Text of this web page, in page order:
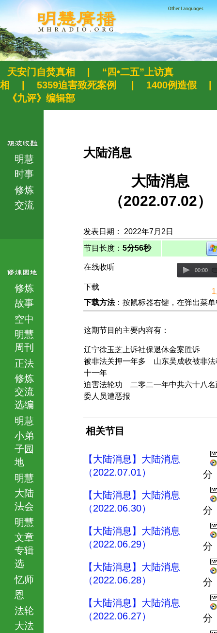
天安门自焚真相
“四•二五”上访真
相
5359迫害致死案例 1400例造假
《九评》编辑部
明慧
时事
修炼
交流
修炼
故事
空中
明慧
周刊
正法
修炼
交流
选编
明慧
小弟
子园
地
明慧
大陆
法会
明慧
文章
专辑
选
忆师
恩
法轮
大法
大陆消息
大陆消息
（2022.07.02）
发表日期： 2022年7月2日
节目长度： 5分56秒
在线收听 00:00
下载
下载方法：按鼠标器右键，在弹出菜
这期节目的主要内容有：
辽宁徐玉芝上诉社保退休金案胜诉
被非法关押一年多 山东吴成收被非法
十一年
迫害法轮功 二零二一年中共六十八名
委人员遭恶报
相关节目
【大陆消息】大陆消息
（2022.07.01）
分
【大陆消息】大陆消息
（2022.06.30）
分
【大陆消息】大陆消息
（2022.06.29）
分
【大陆消息】大陆消息
（2022.06.28）
分
【大陆消息】大陆消息
（2022.06.27）
分